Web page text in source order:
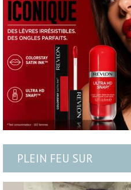
PLEIN FEU SUR